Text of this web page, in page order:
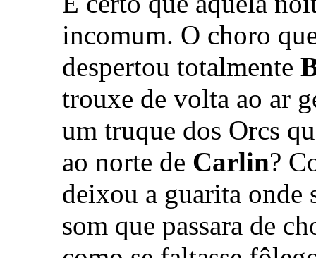
incomum. O choro
despertou totalmente
trouxe de volta ao ar
um truque dos Orcs
ao norte de Carlin?
deixou a guarita onde
som que passara de